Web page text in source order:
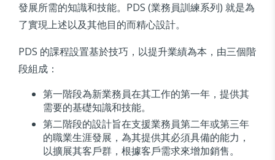
發展所需的知識和技能。PDS (業務員訓練系列) 就是為
了實現上述以及其他目的而精心設計。
PDS 的課程設置基於技巧，以提升業績為本，由三個階
段組成：
第一階段為新業務員在其工作的第一年，提供其
需要的基礎知識和技能。
第二階段的設計旨在支援業務員第二年或第三年
的職業生涯發展，為其提供其必須具備的能力，
以擴展其客戶群，根據客戶需求來增加銷售。